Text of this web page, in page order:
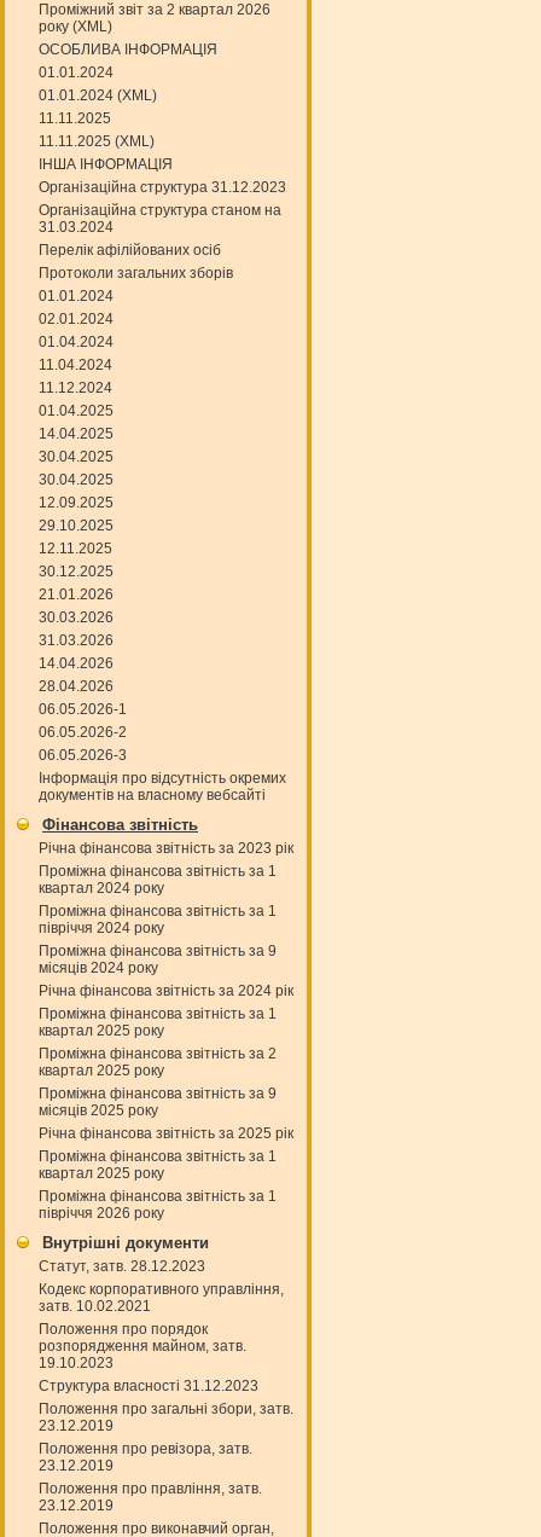
Проміжний звіт за 2 квартал 2026
року (XML)
ОСОБЛИВА ІНФОРМАЦІЯ
01.01.2024
01.01.2024 (XML)
11.11.2025
11.11.2025 (XML)
ІНША ІНФОРМАЦІЯ
Організаційна структура 31.12.2023
Організаційна структура станом на
31.03.2024
Перелік афілійованих осіб
Протоколи загальних зборів
01.01.2024
02.01.2024
01.04.2024
11.04.2024
11.12.2024
01.04.2025
14.04.2025
30.04.2025
30.04.2025
12.09.2025
29.10.2025
12.11.2025
30.12.2025
21.01.2026
30.03.2026
31.03.2026
14.04.2026
28.04.2026
06.05.2026-1
06.05.2026-2
06.05.2026-3
Інформація про відсутність окремих
документів на власному вебсайті
Фінансова звітність
Річна фінансова звітність за 2023 рік
Проміжна фінансова звітність за 1
квартал 2024 року
Проміжна фінансова звітність за 1
півріччя 2024 року
Проміжна фінансова звітність за 9
місяців 2024 року
Річна фінансова звітність за 2024 рік
Проміжна фінансова звітність за 1
квартал 2025 року
Проміжна фінансова звітність за 2
квартал 2025 року
Проміжна фінансова звітність за 9
місяців 2025 року
Річна фінансова звітність за 2025 рік
Проміжна фінансова звітність за 1
квартал 2025 року
Проміжна фінансова звітність за 1
півріччя 2026 року
Внутрішні документи
Статут, затв. 28.12.2023
Кодекс корпоративного управління,
затв. 10.02.2021
Положення про порядок
розпорядження майном, затв.
19.10.2023
Структура власності 31.12.2023
Положення про загальні збори, затв.
23.12.2019
Положення про ревізора, затв.
23.12.2019
Положення про правління, затв.
23.12.2019
Положення про виконавчий орган,